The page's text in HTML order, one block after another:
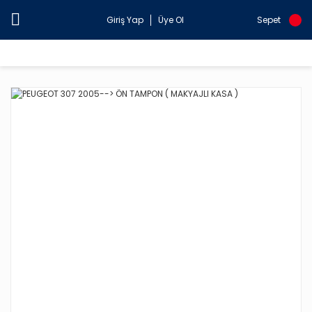
Giriş Yap Üye Ol Sepet